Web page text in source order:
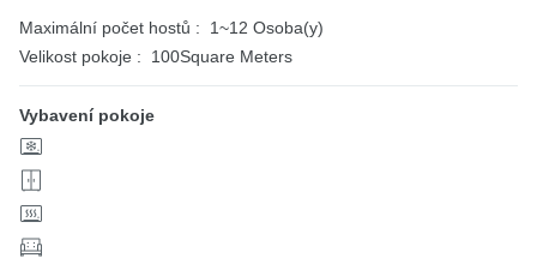
Maximální počet hostů :
1~12 Osoba(y)
Velikost pokoje :
100Square Meters
Vybavení pokoje